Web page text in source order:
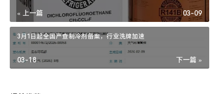
« 上一篇 03-09
3月1日起全国严查制冷剂备案，行业洗牌加速
下一篇 »
03-18